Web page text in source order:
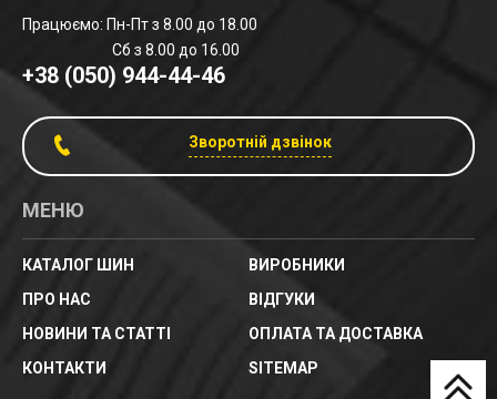
Працюємо: Пн-Пт з 8.00 до 18.00
Сб з 8.00 до 16.00
+38 (050) 944-44-46
Зворотній дзвінок
МЕНЮ
КАТАЛОГ ШИН
ВИРОБНИКИ
ПРО НАС
ВІДГУКИ
НОВИНИ ТА СТАТТІ
ОПЛАТА ТА ДОСТАВКА
КОНТАКТИ
SITEMAP